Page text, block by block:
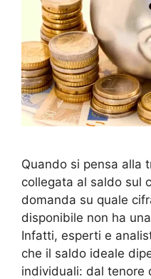
Quando si pensa alla
collegata al saldo sul
domanda su quale
disponibile non ha
Infatti, esperti e
che il saldo ideale
individuali: dal tenore